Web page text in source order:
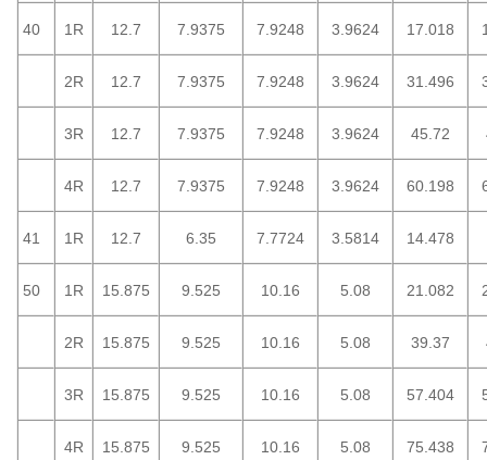
40 1R 12.7 7.9375 7.9248 3.9624 17.018
2R 12.7 7.9375 7.9248 3.9624 31.496
3R 12.7 7.9375 7.9248 3.9624 45.72
4R 12.7 7.9375 7.9248 3.9624 60.198
41 1R 12.7 6.35 7.7724 3.5814 14.478
50 1R 15.875 9.525 10.16 5.08 21.082
2R 15.875 9.525 10.16 5.08 39.37
3R 15.875 9.525 10.16 5.08 57.404
4R 15.875 9.525 10.16 5.08 75.438